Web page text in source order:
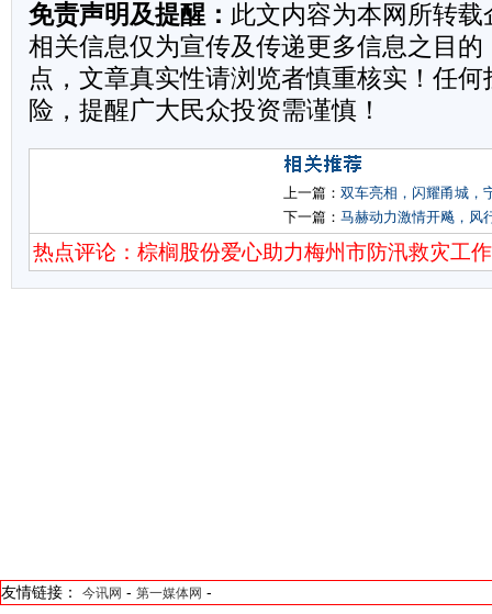
免责声明及提醒： 此文内容为本网所转
相关信息仅为宣传及传递更多信息之目
点，文章真实性请浏览者慎重核实！任
险，提醒广大民众投资需谨慎！
上一篇： 双车亮相，闪耀甬城，
下一篇： 马赫动力激情开飚，风
热点评论：棕榈股份爱心助力梅州市防汛救灾工作
友情链接： 今讯网 - 第一媒体网 -